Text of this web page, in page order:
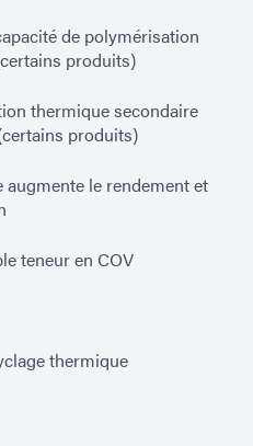
de polymérisation
produits)
thermique secondaire
produits)
le rendement et
teneur en COV
thermique